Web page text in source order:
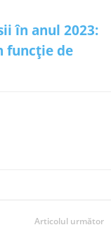
în anul 2023:
funcție de
Articolul următor